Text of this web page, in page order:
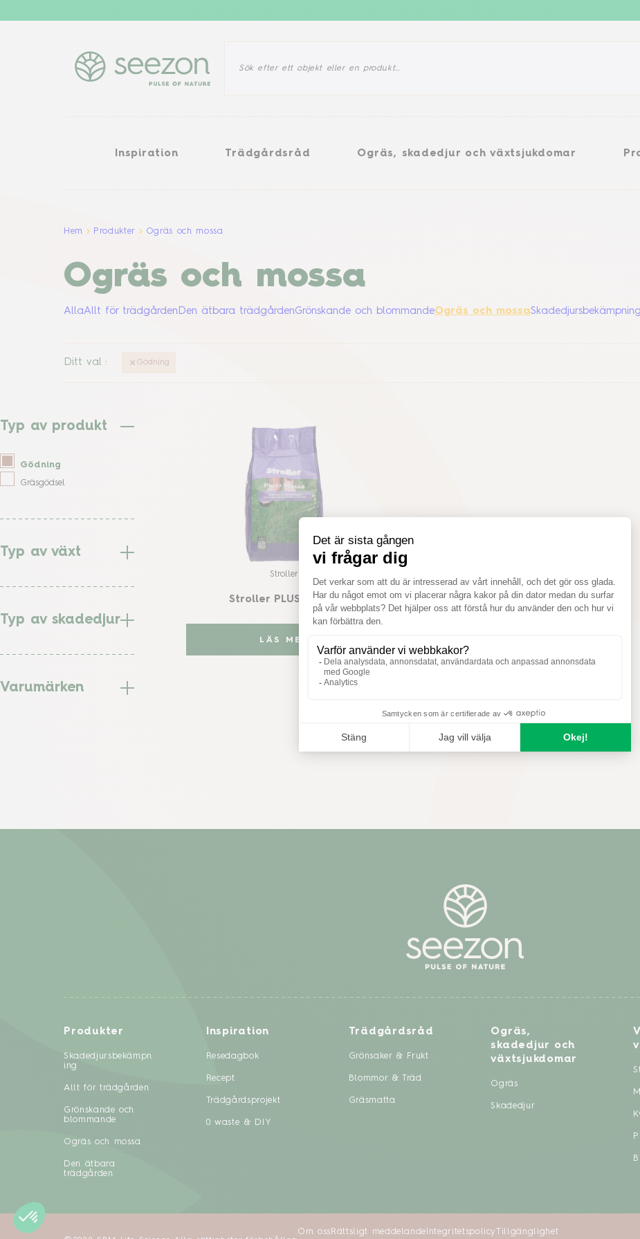
Inspiration Trädgårdsråd Ogräs, skadedjur och växtsjukdomar
InspirationTrädgårdsrådOgräs, skadedjur och växtsjukdomarProdukter
Hem Produkter Ogräs och mossa
Ogräs och mossa
AllaAllt för trädgården Den ätbara trädgårdenGrönskande och blommandeOgräs och mossaSkadedjursbekämpning
Ditt val: Gödning
Typ av produkt
Gödning
Gräsgödsel
Typ av växt
Typ av skadedjur
Varumärken
Stroller
Stroller PLUS Mossa
LÄS MER
Produkter
Skadedjursbekämpn
ing
Allt för trädgården
Grönskande och
blommande
Ogräs och mossa
Den ätbara
trädgården
Inspiration
Resedagbok
Recept
Trädgårdsprojekt
0 waste & DIY
Trädgårdsråd
Grönsaker & Frukt
Blommor & Träd
Gräsmatta
Ogräs,
skadedjur och
växtsjukdomar
Ogräs
Skadedjur
Om oss Rättsligt meddelande IntegritetspolicyTillgänglighet